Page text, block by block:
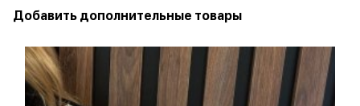
Добавить дополнительные товары